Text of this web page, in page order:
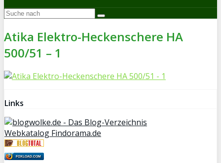
Atika Elektro-Heckenschere HA
500/51 – 1
Links
Webkatalog Findorama.de
FOXLOAD.COM